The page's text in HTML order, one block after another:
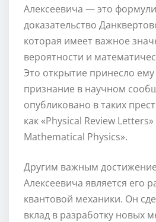
Алексеевича — это
доказательство
которая имеет важное
вероятности и
Это открытие принесло
признание в научном
опубликовано в таких
как «Physical Review
Mathematical Physics».
Другим важным
Алексеевича является его
квантовой механики. Он
вклад в разработку новых